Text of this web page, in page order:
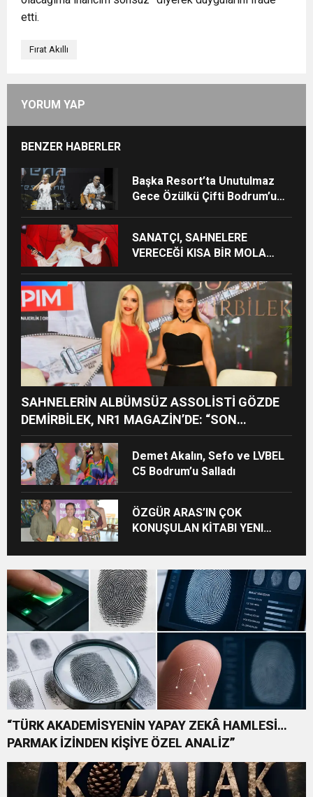
etti.
Fırat Akıllı
YORUM YAP
BENZER HABERLER
Başka Resort’ta Unutulmaz
Gece Özülkü Çifti Bodrum’u
SANATÇI, SAHNELERE
VERECEĞİ KISA BİR MOLA
KEZ HARBİYE’DE OLACAK!
SAHNELERİN ALBÜMSÜZ ASSOLİSTİ GÖZDE
DEMİRBİLEK, NR1 MAGAZİN’DE: “SON
ASSOLİST OLARAK VAR OLACAĞIM!”
Demet Akalın, Sefo ve LVBEL
C5 Bodrum’u Salladı
ÖZGÜR ARAS’IN ÇOK
KONUŞULAN KİTABI YENI
COLLECTION BODRUM’DA
KUTLADI
“TÜRK AKADEMİSYENİN YAPAY ZEKÂ HAMLESİ…
PARMAK İZİNDEN KİŞİYE ÖZEL ANALİZ”